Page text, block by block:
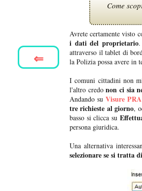
Come
Avrete certamente visto
i dati del proprietario.
attraverso il tablet di
la Polizia possa avere in
I comuni cittadini non
l'altro credonon ci sia
Andando su Visure PRA
tre richieste al giorno,
basso si clicca su
persona giuridica.
Una alternativa
selezionare se si tratta
⇐